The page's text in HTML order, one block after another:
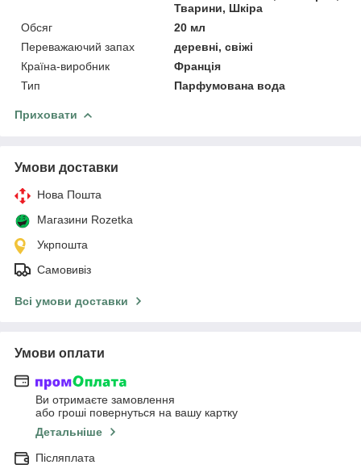
Тварини, Шкіра
Обсяг
20 мл
Переважаючий запах
деревні, свіжі
Країна-виробник
Франція
Тип
Парфумована вода
Приховати
Умови доставки
Нова Пошта
Магазини Rozetka
Укрпошта
Самовивіз
Всі умови доставки
Умови оплати
Ви отримаєте замовлення
або гроші повернуться на вашу картку
Детальніше
Післяплата